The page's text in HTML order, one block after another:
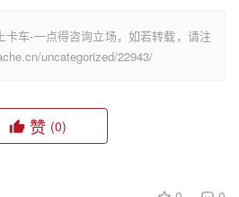
车-一点得咨询立场，如若转载，请注
uncategorized/22943/
赞 (0)